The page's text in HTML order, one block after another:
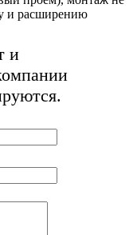
и расширению
и